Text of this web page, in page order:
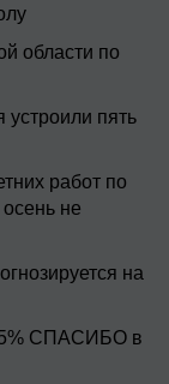
области по
пять
работ по
не
на
СПАСИБО в